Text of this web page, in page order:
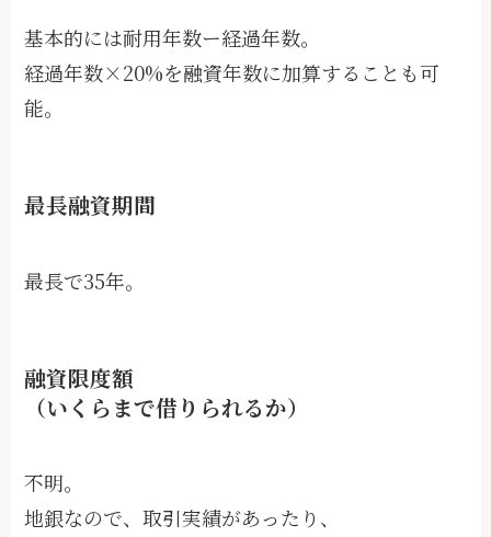
基本的には耐用年数ー経過年数。
経過年数×20%を融資年数に加算することも可
能。
最長融資期間
最長で35年。
融資限度額
（いくらまで借りられるか）
不明。
地銀なので、取引実績があったり、